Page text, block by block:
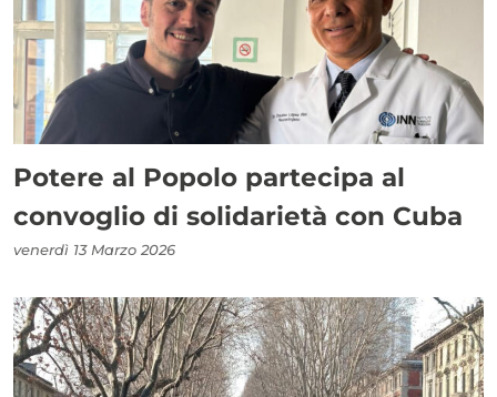
Potere al Popolo partecipa al
convoglio di solidarietà con Cuba
venerdì 13 Marzo 2026